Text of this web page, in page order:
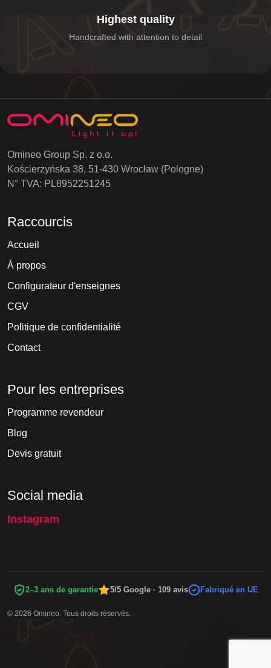
Highest quality
Handcrafted with attention to detail
Omineo Group Sp. z o.o.
Kościerzyńska 38, 51-430 Wrocław (Pologne)
N° TVA: PL8952251245
Raccourcis
Accueil
À propos
Configurateur d'enseignes
CGV
Politique de confidentialité
Contact
Pour les entreprises
Programme revendeur
Blog
Devis gratuit
Social media
Instagram
2–3 ans de garantie 5/5 Google · 109 avis Fabriqué en UE
© 2026 Omineo. Tous droits réservés.